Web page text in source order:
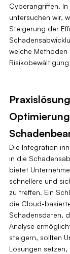
Cyberangriffen. In
untersuchen wir,
Steigerung der
welche Methoden
Die Integration
in die
bietet
schnellere und
zu treffen. Ein
die Cloud-
Schadensdaten,
Analyse
steigern, sollten
Lösungen